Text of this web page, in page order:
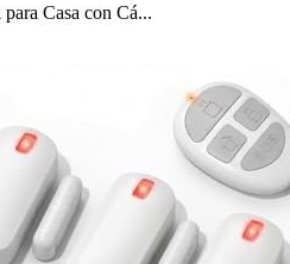
Casa con Cá...